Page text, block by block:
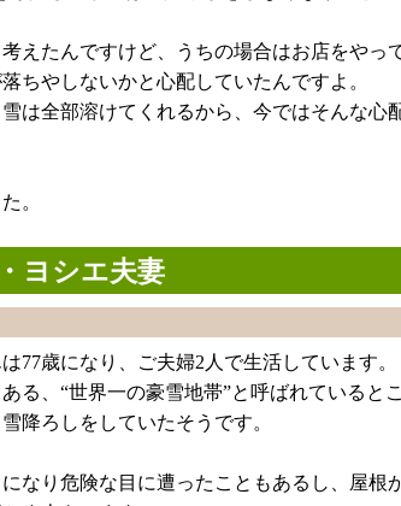
えたんですけど、うちの場合はお店をやっ
ちやしないかと心配していたんですよ。
は全部溶けてくれるから、今ではそんな心
。
ヨシエ夫妻
77歳になり、ご夫婦2人で生活しています。
る、“世界一の豪雪地帯”と呼ばれているとこ
降ろしをしていたそうです。
なり危険な目に遭ったこともあるし、屋根